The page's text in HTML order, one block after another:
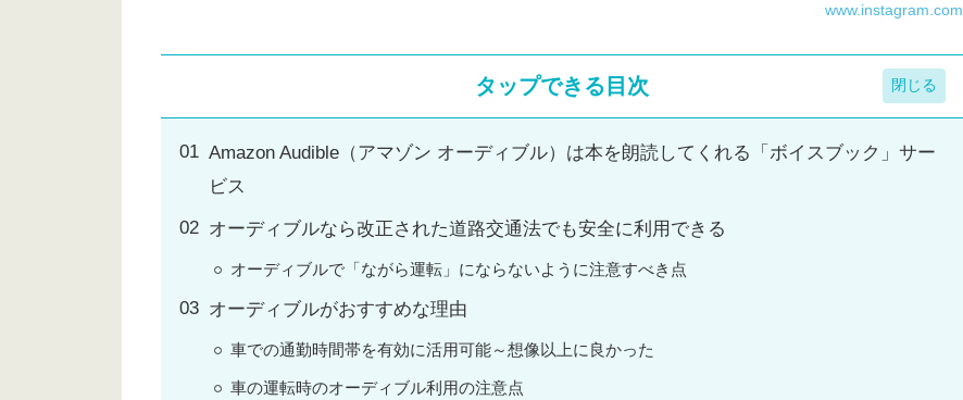
www.instagram.com
タップできる目次
Amazon Audible（アマゾン オーディブル）は本を朗読してくれる「ボイスブック」サー
ビス
オーディブルなら改正された道路交通法でも安全に利用できる
オーディブルで「ながら運転」にならないように注意すべき点
オーディブルがおすすめな理由
車での通勤時間帯を有効に活用可能～想像以上に良かった
車の運転時のオーディブル利用の注意点